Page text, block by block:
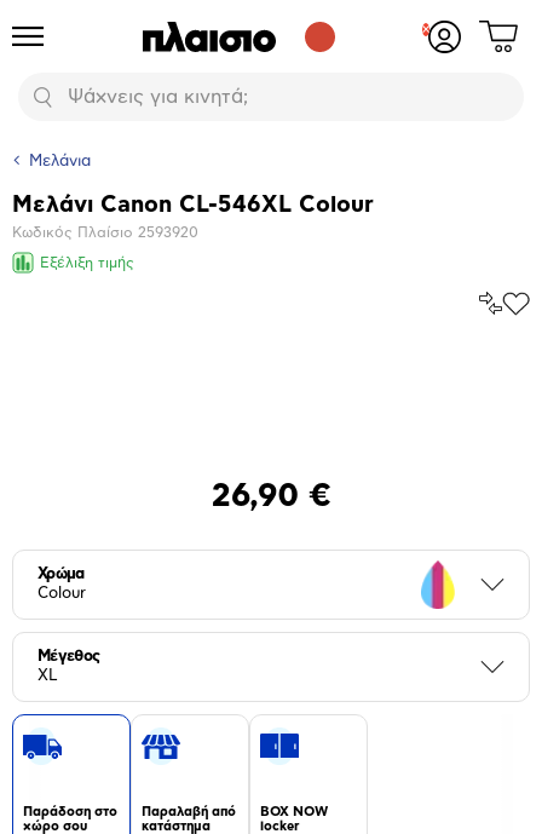
Προϊόντα
Αναζήτηση
Δες
Μελάνια
Βασικά
χαρακτηριστικά
Μελάνι Canon CL-546XL Colour
Κωδικός Πλαίσιο 2593920
Εξέλιξη τιμής
26,90 €
Χρώμα
Colour
Μέγεθος
XL
Παράδοση στο
χώρο σου
Παραλαβή από
κατάστημα
BOX NOW
locker